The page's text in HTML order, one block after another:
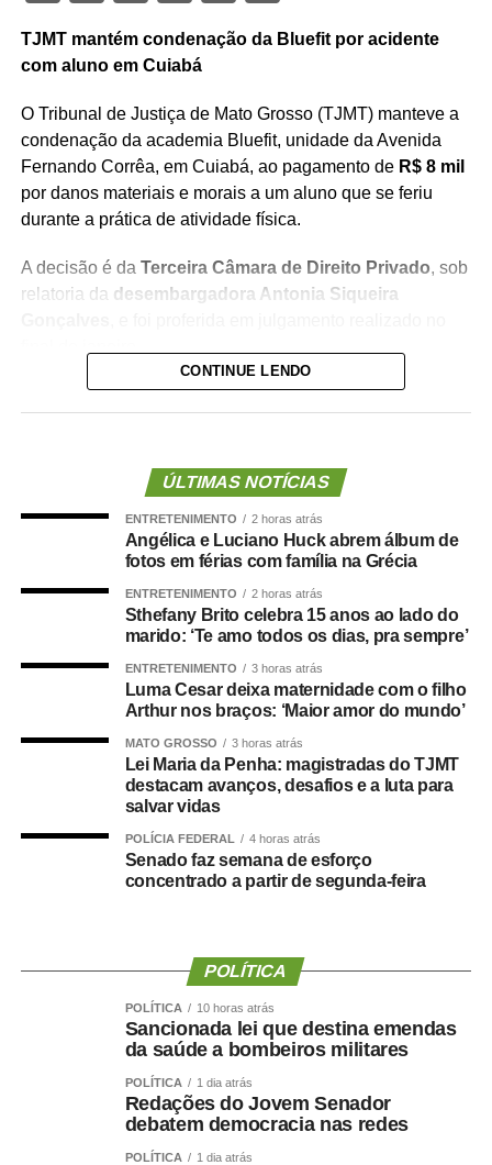
TJMT mantém condenação da Bluefit por acidente
com aluno em Cuiabá
O Tribunal de Justiça de Mato Grosso (TJMT) manteve a
condenação da academia Bluefit, unidade da Avenida
Fernando Corrêa, em Cuiabá, ao pagamento de R$ 8 mil
por danos materiais e morais a um aluno que se feriu
durante a prática de atividade física.
A decisão é da Terceira Câmara de Direito Privado, sob
relatoria da desembargadora Antonia Siqueira
De acordo com os autos, o aluno sofreu o acidente
recorreu da sentença de primeira instância, mas o
colegiado entendeu que ficou comprovado que o
equipamento apresentou falha durante o uso regular.
, o que caracteriza a responsabilidade objetiva
da empresa, conforme prevê o Código de Defesa do
sentença que condenou a academia ao pagamento da
Além da indenização, o Tribunal também
preservou a
rescisão do contratodo aluno sem cobrança de multa
por fidelidade, reconhecendo que o acidente
comprometeu a confiança e a continuidade da relação
entre as partes.
WhatsApp
Facebook
Twitter
Messenger
LinkedIn
Share
CONTINUE LENDO
ÚLTIMAS NOTÍCIAS
ENTRETENIMENTO 2 horas atrás
Angélica e Luciano Huck abrem álbum de
fotos em férias com família na Grécia
ENTRETENIMENTO 2 horas atrás
Sthefany Brito celebra 15 anos ao lado do
marido: ‘Te amo todos os dias, pra sempre’
ENTRETENIMENTO 3 horas atrás
Luma Cesar deixa maternidade com o filho
Arthur nos braços: ‘Maior amor do mundo’
MATO GROSSO 3 horas atrás
Lei Maria da Penha: magistradas do TJMT
destacam avanços, desafios e a luta para
salvar vidas
POLÍCIA FEDERAL 4 horas atrás
Senado faz semana de esforço
concentrado a partir de segunda-feira
POLÍTICA
POLÍTICA 10 horas atrás
Sancionada lei que destina emendas
da saúde a bombeiros militares
POLÍTICA 1 dia atrás
Redações do Jovem Senador
debatem democracia nas redes
POLÍTICA 1 dia atrás